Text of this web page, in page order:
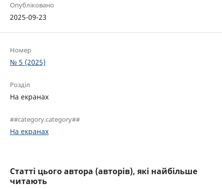
Опубліковано
2025-09-23
Номер
№ 5 (2025)
Розділ
На екранах
##category.category##
На екранах
Статті цього автора (авторів), які найбільше
читають